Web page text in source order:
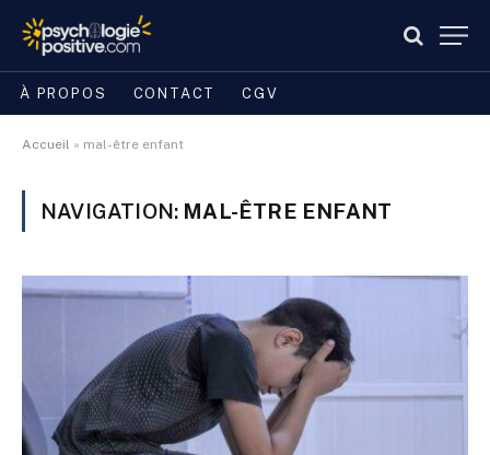
À PROPOS CONTACT CGV
Accueil » mal-être enfant
NAVIGATION: MAL-ÊTRE ENFANT